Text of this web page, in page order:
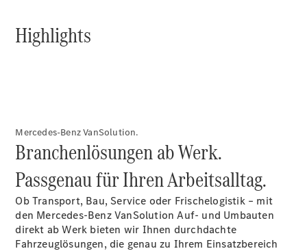
Highlights
Mercedes-Benz VanSolution.
Branchenlösungen ab Werk.
Passgenau für Ihren Arbeitsalltag.
Ob Transport, Bau, Service oder Frischelogistik – mit
den Mercedes-Benz VanSolution Auf- und Umbauten
direkt ab Werk bieten wir Ihnen durchdachte
Fahrzeuglösungen, die genau zu Ihrem Einsatzbereich